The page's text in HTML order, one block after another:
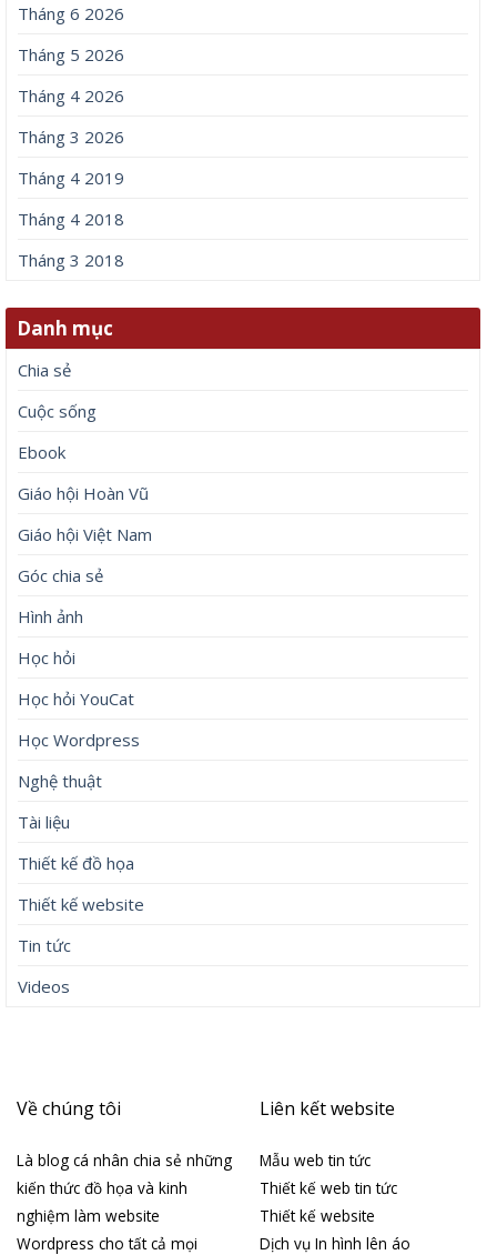
Tháng 6 2026
Tháng 5 2026
Tháng 4 2026
Tháng 3 2026
Tháng 4 2019
Tháng 4 2018
Tháng 3 2018
Danh mục
Chia sẻ
Cuộc sống
Ebook
Giáo hội Hoàn Vũ
Giáo hội Việt Nam
Góc chia sẻ
Hình ảnh
Học hỏi
Học hỏi YouCat
Học Wordpress
Nghệ thuật
Tài liệu
Thiết kế đồ họa
Thiết kế website
Tin tức
Videos
Về chúng tôi
Là blog cá nhân chia sẻ những
kiến thức đồ họa và kinh
nghiệm làm website
Wordpress cho tất cả mọi
Liên kết website
Mẫu web tin tức
Thiết kế web tin tức
Thiết kế website
Dịch vụ In hình lên áo